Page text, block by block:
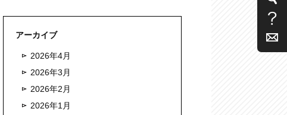
アーカイブ
2026年4月
2026年3月
2026年2月
2026年1月